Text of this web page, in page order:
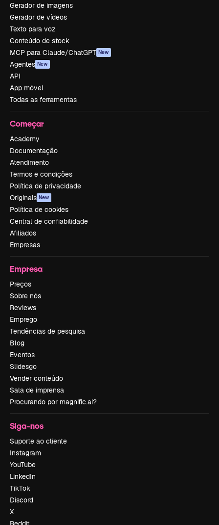
Gerador de imagens
Gerador de vídeos
Texto para voz
Conteúdo de stock
MCP para Claude/ChatGPT New
Agentes New
API
App móvel
Todas as ferramentas
Começar
Academy
Documentação
Atendimento
Termos e condições
Política de privacidade
Originais New
Política de cookies
Central de confiabilidade
Afiliados
Empresas
Empresa
Preços
Sobre nós
Reviews
Emprego
Tendências de pesquisa
Blog
Eventos
Slidesgo
Vender conteúdo
Sala de imprensa
Procurando por magnific.ai?
Siga-nos
Suporte ao cliente
Instagram
YouTube
LinkedIn
TikTok
Discord
X